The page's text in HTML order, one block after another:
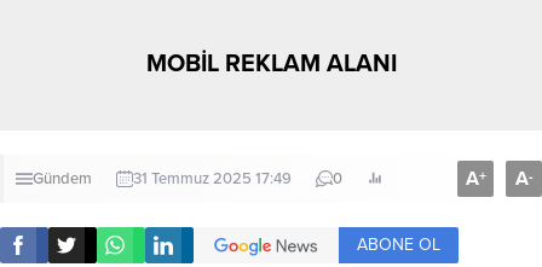
MOBİL REKLAM ALANI
Gündem 31 Temmuz 2025 17:49 0 A+ A-
ABONE OL